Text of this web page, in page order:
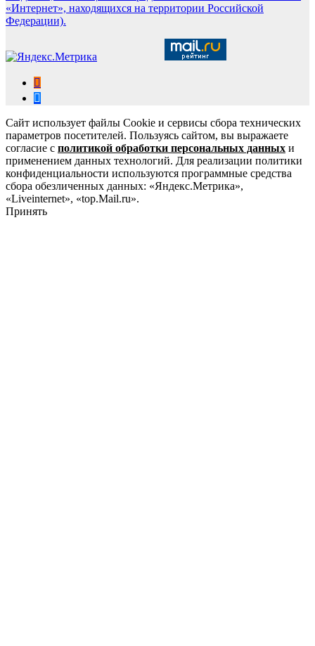
«Интернет», находящихся на территории Российской
Федерации).
Сайт использует файлы Cookie и сервисы сбора технических
параметров посетителей. Пользуясь сайтом, вы выражаете
согласие с политикой обработки персональных данных и
применением данных технологий. Для реализации политики
конфиденциальности используются программные средства
сбора обезличенных данных: «Яндекс.Метрика»,
«Liveinternet», «top.Mail.ru».
Принять